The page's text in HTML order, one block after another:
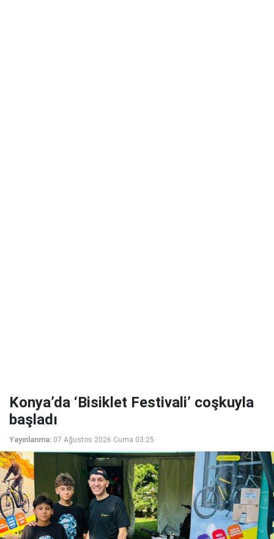
Konya’da ‘Bisiklet Festivali’ coşkuyla
başladı
Yayınlanma: 07 Ağustos 2026 Cuma 03:25